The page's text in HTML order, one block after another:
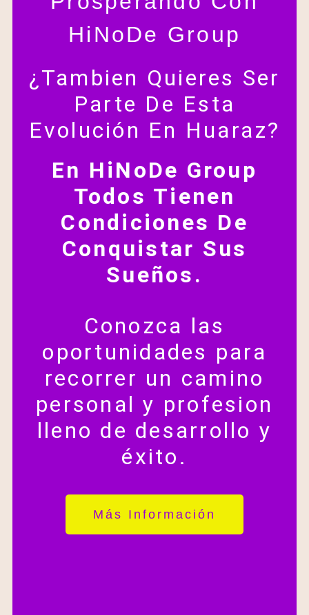
HiNoDe Group
¿Tambien Quieres Ser
Parte De Esta
Evolución En Huaraz?
En HiNoDe Group
Todos Tienen
Condiciones De
Conquistar Sus
Sueños.
Conozca las
oportunidades para
recorrer un camino
personal y profesion
lleno de desarrollo y
éxito.
Más Información